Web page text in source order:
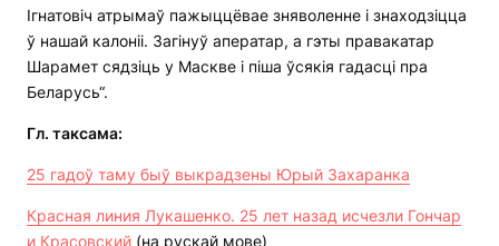
Ігнатовіч атрымаў пажыццёвае зняволенне і знаходзіцца
ў нашай калоніі. Загінуў аператар, а гэты правакатар
Шарамет сядзіць у Маскве і піша ўсякія гадасці пра
Беларусь“.
Гл. таксама:
25 гадоў таму быў выкрадзены Юрый Захаранка
Красная линия Лукашенко. 25 лет назад исчезли Гончар
и Красовский (на рускай мове)